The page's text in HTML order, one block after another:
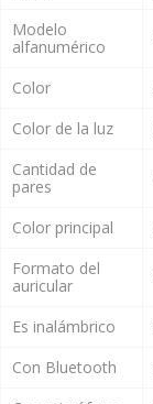
Modelo
alfanumérico
Color
Color de la luz
Cantidad de
pares
Color principal
Formato del
auricular
Es inalámbrico
Con Bluetooth